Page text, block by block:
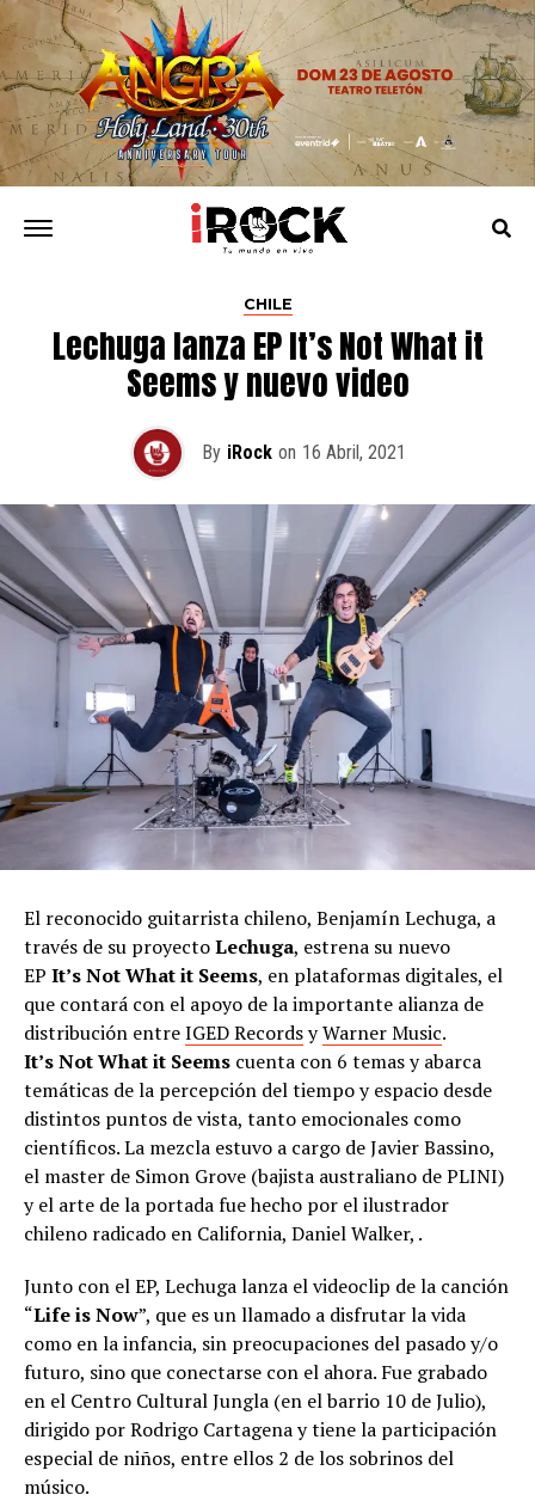
CHILE
Lechuga lanza EP It’s Not What it
Seems y nuevo video
By iRock on 16 Abril, 2021
El reconocido guitarrista chileno, Benjamín Lechuga, a
través de su proyectoLechuga, estrena su nuevo
EP It’s Not What it Seems, en plataformas digitales, el
que contará con el apoyo de la importante alianza de
distribución entreIGED RecordsyWarner Music.
It’s Not What it Seems cuenta con 6 temas y abarca
temáticas de la percepción del tiempo y espacio desde
distintos puntos de vista, tanto emocionales como
científicos. La mezcla estuvo a cargo de Javier Bassino,
el master de Simon Grove (bajista australiano de PLINI)
y el arte de la portada fue hecho por el ilustrador
chileno radicado en California, Daniel Walker, .
Junto con el EP, Lechuga lanza el videoclip de la canción
“Life is Now”, que es un llamado a disfrutar la vida
como en la infancia, sin preocupaciones del pasado y/o
futuro, sino que conectarse con el ahora. Fue grabado
en el Centro Cultural Jungla (en el barrio 10 de Julio),
dirigido por Rodrigo Cartagena y tiene la participación
especial de niños, entre ellos 2 de los sobrinos del
músico.